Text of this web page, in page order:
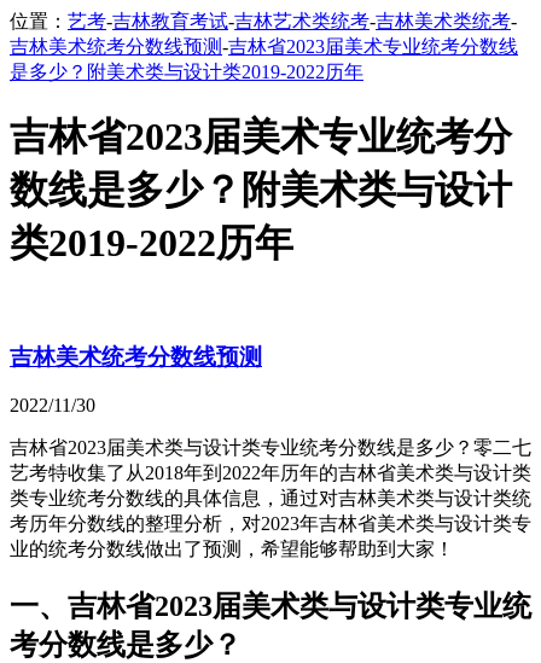
位置： 艺考-吉林教育考试-吉林艺术类统考-吉林美术类统考-
吉林美术统考分数线预测-吉林省2023届美术专业统考分数线
是多少？附美术类与设计类2019-2022历年
吉林省2023届美术专业统考分
数线是多少？附美术类与设计
类2019-2022历年
吉林美术统考分数线预测
2022/11/30
吉林省2023届美术类与设计类专业统考分数线是多少？零二七
艺考特收集了从2018年到2022年历年的吉林省美术类与设计类
类专业统考分数线的具体信息，通过对吉林美术类与设计类统
考历年分数线的整理分析，对2023年吉林省美术类与设计类专
业的统考分数线做出了预测，希望能够帮助到大家！
一、吉林省2023届美术类与设计类专业统
考分数线是多少？